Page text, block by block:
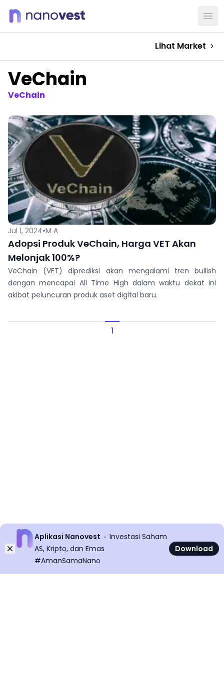
Lihat Market
VeChain
VeChain
Jul 1, 2024•M A
Adopsi Produk VeChain, Harga VET Akan
Melonjak 100%?
VeChain (VET) diprediksi akan mengalami tren bullish
dengan mencapai All Time High dalam waktu dekat ini
akibat peluncuran produk aset digital baru.
1
Dismiss
Aplikasi Nanovest
Investasi Saham
AS, Kripto, dan Emas
#AmanSamaNano
Download